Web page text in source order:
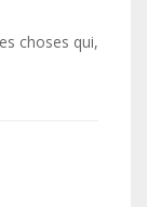
choses qui,